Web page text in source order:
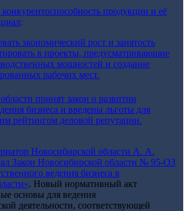
продукции и её
экономический рост и занятость
в проекты, предусматривающие
мощностей и создание
рабочих мест.
принят закон о развитии
бизнеса и введены льготы для
рейтингом деловой репутации.
Новосибирской области А. А.
Закон Новосибирской области № 95-ОЗ
ведения бизнеса в
. Новый нормативный акт
основы для ведения
деятельности, соответствующей